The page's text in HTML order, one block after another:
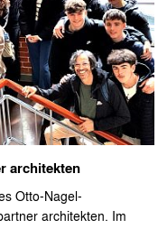
architekten
Otto-Nagel-
architekten. Im
die